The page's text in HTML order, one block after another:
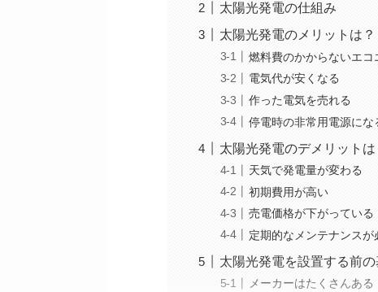
太陽光発電の仕組み
太陽光発電のメリットは？
燃料費のかからないエコ
電気代が安くなる
作った電気を売れる
停電時の非常用電源にな
太陽光発電のデメリットは
天気で発電量が変わる
初期費用が高い
売電価格が下がっている
定期的なメンテナンスが
太陽光発電を設置する前
メーカーはたくさんある